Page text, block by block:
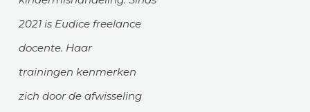
2021 is Eudice freelance
docente. Haar
trainingen kenmerken
zich door de afwisseling